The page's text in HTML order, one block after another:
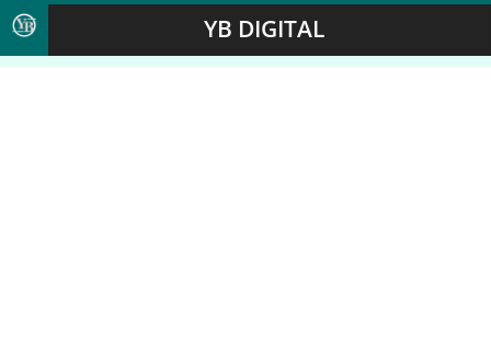
YB DIGITAL